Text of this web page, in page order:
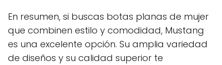
En resumen, si buscas botas planas de mujer
que combinen estilo y comodidad, Mustang
es una excelente opción. Su amplia variedad
de diseños y su calidad superior te